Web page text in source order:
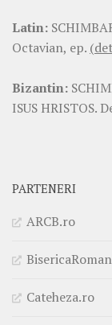
Latin:
Octavian, ep.
Bizantin:
ISUS HRISTOS.
PARTENERI
ARCB.ro
Cateheza.ro